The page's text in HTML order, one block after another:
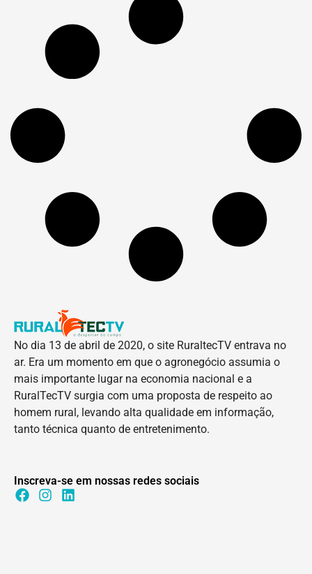
No dia 13 de abril de 2020, o site RuraltecTV entrava no
ar. Era um momento em que o agronegócio assumia o
mais importante lugar na economia nacional e a
RuralTecTV surgia com uma proposta de respeito ao
homem rural, levando alta qualidade em informação,
tanto técnica quanto de entretenimento.
Inscreva-se em nossas redes sociais